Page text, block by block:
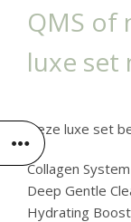
QMS of
luxe set
Deze luxe set
Collagen
Deep Gentle
Hydrating